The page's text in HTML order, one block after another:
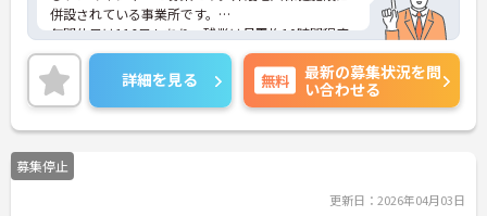
併設されている事業所です。
年間休日は116日もあり、残業は月平均10時間程度
と少なめなため、ライフワークバランスを実現でき
る環境です。
ご興味のある方には、面接対策ポイントなど、さら
に詳細をお話しいたしますのでお気軽にご相談くだ
さい！
詳細を見る 無料
最新の募集状況を問
い合わせる
募集停止
更新日：2026年04月03日